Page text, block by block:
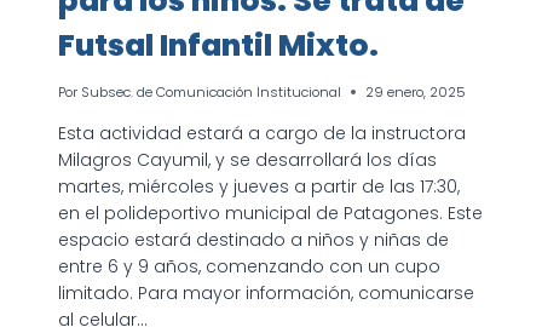
Futsal Infantil Mixto.
Por Subsec. de Comunicación Institucional 29 enero, 2025
Esta actividad estará a cargo de la instructora
Milagros Cayumil, y se desarrollará los días
martes, miércoles y jueves a partir de las 17:30,
en el polideportivo municipal de Patagones. Este
espacio estará destinado a niños y niñas de
entre 6 y 9 años, comenzando con un cupo
limitado. Para mayor información, comunicarse
al celular…